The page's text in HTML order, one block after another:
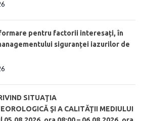
pentru factorii interesați, în
siguranței iazurilor de
SITUAŢIA
ŞI A CALITĂŢII MEDIULUI